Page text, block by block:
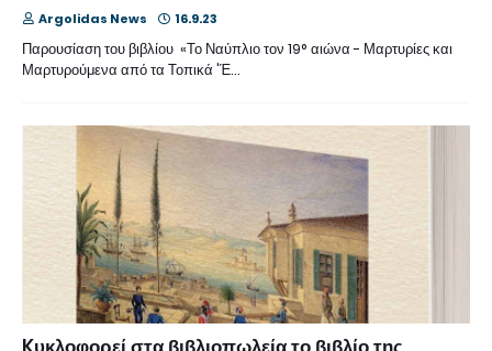
Argolidas News 16.9.23
Παρουσίαση του βιβλίου «Το Ναύπλιο τον 19° αιώνα - Μαρτυρίες και
Μαρτυρούμενα από τα Τοπικά 'Έ…